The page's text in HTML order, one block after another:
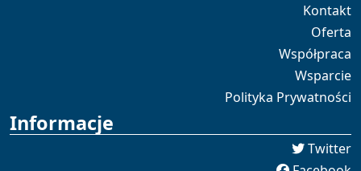
Kontakt
Oferta
Współpraca
Wsparcie
Polityka Prywatności
Informacje
Twitter